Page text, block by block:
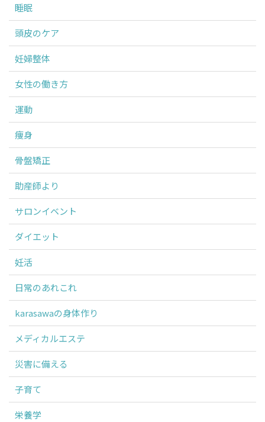
睡眠
頭皮のケア
妊婦整体
女性の働き方
運動
痩身
骨盤矯正
助産師より
サロンイベント
ダイエット
妊活
日常のあれこれ
karasawaの身体作り
メディカルエステ
災害に備える
子育て
栄養学